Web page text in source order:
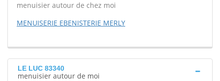
menuisier autour de chez moi
MENUISERIE EBENISTERIE MERLY
LE LUC 83340
menuisier autour de moi